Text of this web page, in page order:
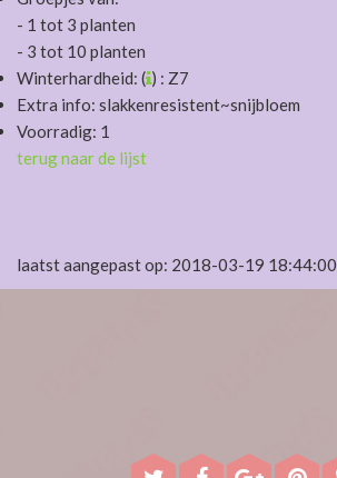
- 1 tot 3 planten
- 3 tot 10 planten
Winterhardheid: ( ) : Z7
Extra info: slakkenresistent~snijbloem
Voorradig: 1
terug naar de lijst
laatst aangepast op: 2018-03-19 18:44:00